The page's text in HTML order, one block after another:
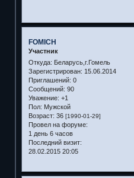
FOMICH
Участник
Откуда: Беларусь,г.Гомель
Зарегистрирован: 15.06.2014
Приглашений: 0
Сообщений: 90
Уважение: +1
Пол: Мужской
Возраст: 36 [1990-01-29]
Провел на форуме:
1 день 6 часов
Последний визит:
28.02.2015 20:05